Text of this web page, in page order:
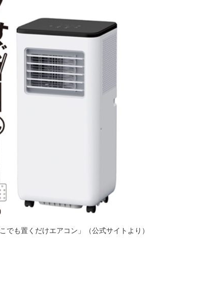
でも置くだけエアコン」（公式サイトより）